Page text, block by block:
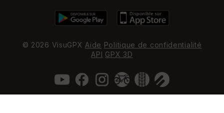
© 2026 VisuGPX Aide Politique de confidentialité
API GPX 3D